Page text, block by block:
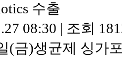
수출
08:30 | 조회
(금)생균제 싱가